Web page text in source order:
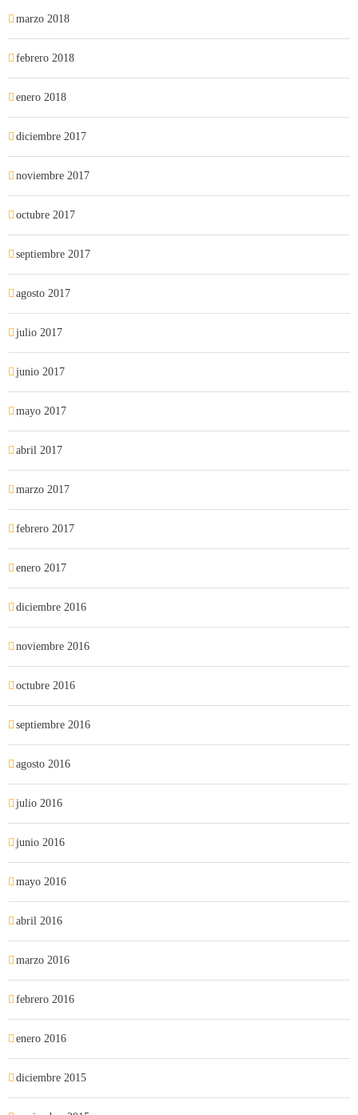
marzo 2018
febrero 2018
enero 2018
diciembre 2017
noviembre 2017
octubre 2017
septiembre 2017
agosto 2017
julio 2017
junio 2017
mayo 2017
abril 2017
marzo 2017
febrero 2017
enero 2017
diciembre 2016
noviembre 2016
octubre 2016
septiembre 2016
agosto 2016
julio 2016
junio 2016
mayo 2016
abril 2016
marzo 2016
febrero 2016
enero 2016
diciembre 2015